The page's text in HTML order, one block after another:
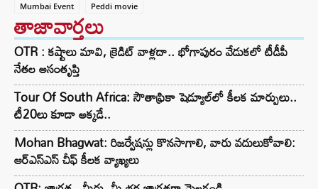
Mumbai Event
Peddi movie
తాజావార్తలు
OTR : కష్టాలు మావి, క్రెడిట్ వాళ్లదా.. భోగాపురం వేడుకలో టీడీపీ
నేతల అసంతృప్తి
Tour Of South Africa: సౌతాఫ్రికా షెడ్యూల్‌లో కీలక మార్పులు..
టీ20లు కూడా అక్కడే..
Mohan Bhagwat: రిజర్వేషన్లు కొనసాగాలి, వారు వదులుకోవాలి:
ఆర్ఎస్ఎస్ చీఫ్ కీలక వ్యాఖ్యలు